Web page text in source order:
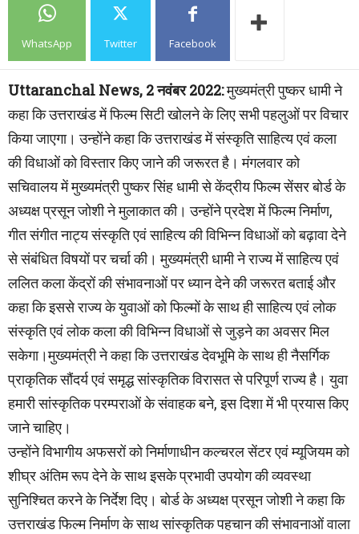
WhatsApp Twitter Facebook
Uttaranchal News, 2 नवंबर 2022:मुख्यमंत्री पुष्कर धामी ने
कहा कि उत्तराखंड में फिल्म सिटी खोलने के लिए सभी पहलुओं पर विचार
किया जाएगा। उन्होंने कहा कि उत्तराखंड में संस्कृति साहित्य एवं कला
की विधाओं को विस्तार किए जाने की जरूरत है। मंगलवार को
सचिवालय में मुख्यमंत्री पुष्कर सिंह धामी से केंद्रीय फिल्म सेंसर बोर्ड के
अध्यक्ष प्रसून जोशी ने मुलाकात की। उन्होंने प्रदेश में फिल्म निर्माण,
गीत संगीत नाट्य संस्कृति एवं साहित्य की विभिन्न विधाओं को बढ़ावा देने
से संबंधित विषयों पर चर्चा की। मुख्यमंत्री धामी ने राज्य में साहित्य एवं
ललित कला केंद्रों की संभावनाओं पर ध्यान देने की जरूरत बताई और
कहा कि इससे राज्य के युवाओं को फिल्मों के साथ ही साहित्य एवं लोक
संस्कृति एवं लोक कला की विभिन्न विधाओं से जुड़ने का अवसर मिल
सकेगा।मुख्यमंत्री ने कहा कि उत्तराखंड देवभूमि के साथ ही नैसर्गिक
प्राकृतिक सौंदर्य एवं समृद्ध सांस्कृतिक विरासत से परिपूर्ण राज्य है। युवा
हमारी सांस्कृतिक परम्पराओं के संवाहक बने, इस दिशा में भी प्रयास किए
जाने चाहिए।
उन्होंने विभागीय अफसरों को निर्माणाधीन कल्चरल सेंटर एवं म्यूजियम को
शीघ्र अंतिम रूप देने के साथ इसके प्रभावी उपयोग की व्यवस्था
सुनिश्चित करने के निर्देश दिए। बोर्ड के अध्यक्ष प्रसून जोशी ने कहा कि
उत्तराखंड फिल्म निर्माण के साथ सांस्कृतिक पहचान की संभावनाओं वाला